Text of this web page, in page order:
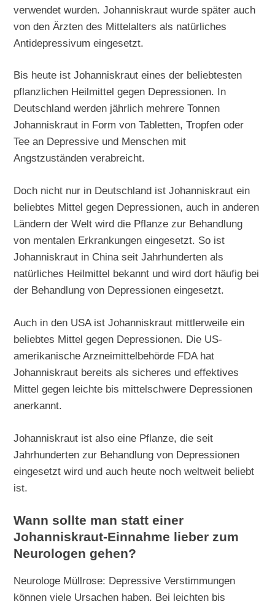
verwendet wurden. Johanniskraut wurde später auch
von den Ärzten des Mittelalters als natürliches
Antidepressivum eingesetzt.
Bis heute ist Johanniskraut eines der beliebtesten
pflanzlichen Heilmittel gegen Depressionen. In
Deutschland werden jährlich mehrere Tonnen
Johanniskraut in Form von Tabletten, Tropfen oder
Tee an Depressive und Menschen mit
Angstzuständen verabreicht.
Doch nicht nur in Deutschland ist Johanniskraut ein
beliebtes Mittel gegen Depressionen, auch in anderen
Ländern der Welt wird die Pflanze zur Behandlung
von mentalen Erkrankungen eingesetzt. So ist
Johanniskraut in China seit Jahrhunderten als
natürliches Heilmittel bekannt und wird dort häufig bei
der Behandlung von Depressionen eingesetzt.
Auch in den USA ist Johanniskraut mittlerweile ein
beliebtes Mittel gegen Depressionen. Die US-
amerikanische Arzneimittelbehörde FDA hat
Johanniskraut bereits als sicheres und effektives
Mittel gegen leichte bis mittelschwere Depressionen
anerkannt.
Johanniskraut ist also eine Pflanze, die seit
Jahrhunderten zur Behandlung von Depressionen
eingesetzt wird und auch heute noch weltweit beliebt
ist.
Wann sollte man statt einer
Johanniskraut-Einnahme lieber zum
Neurologen gehen?
Neurologe Müllrose: Depressive Verstimmungen
können viele Ursachen haben. Bei leichten bis